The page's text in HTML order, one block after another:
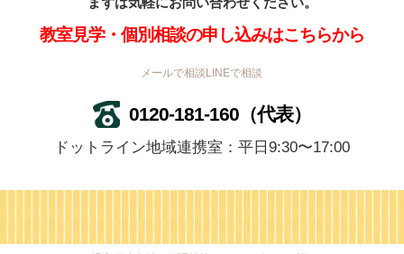
教室見学・個別相談の申し込みはこちらから
メールで相談 LINEで相談
0120-181-160（代表）
ドットライン地域連携室：平日9:30〜17:00